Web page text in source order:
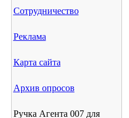
Сотрудничество
Реклама
Карта сайта
Архив опросов
Ручка Агента 007 для